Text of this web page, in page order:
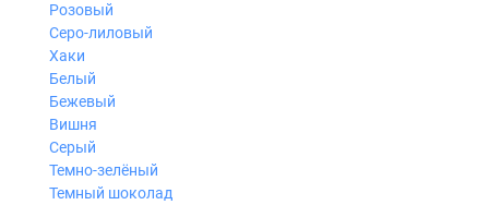
Розовый
Серо-лиловый
Хаки
Белый
Бежевый
Вишня
Серый
Темно-зелёный
Темный шоколад